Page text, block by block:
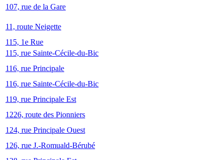
107, rue de la Gare
11, route Neigette
115, 1e Rue
115, rue Sainte-Cécile-du-Bic
116, rue Principale
116, rue Sainte-Cécile-du-Bic
119, rue Principale Est
1226, route des Pionniers
124, rue Principale Ouest
126, rue J.-Romuald-Bérubé